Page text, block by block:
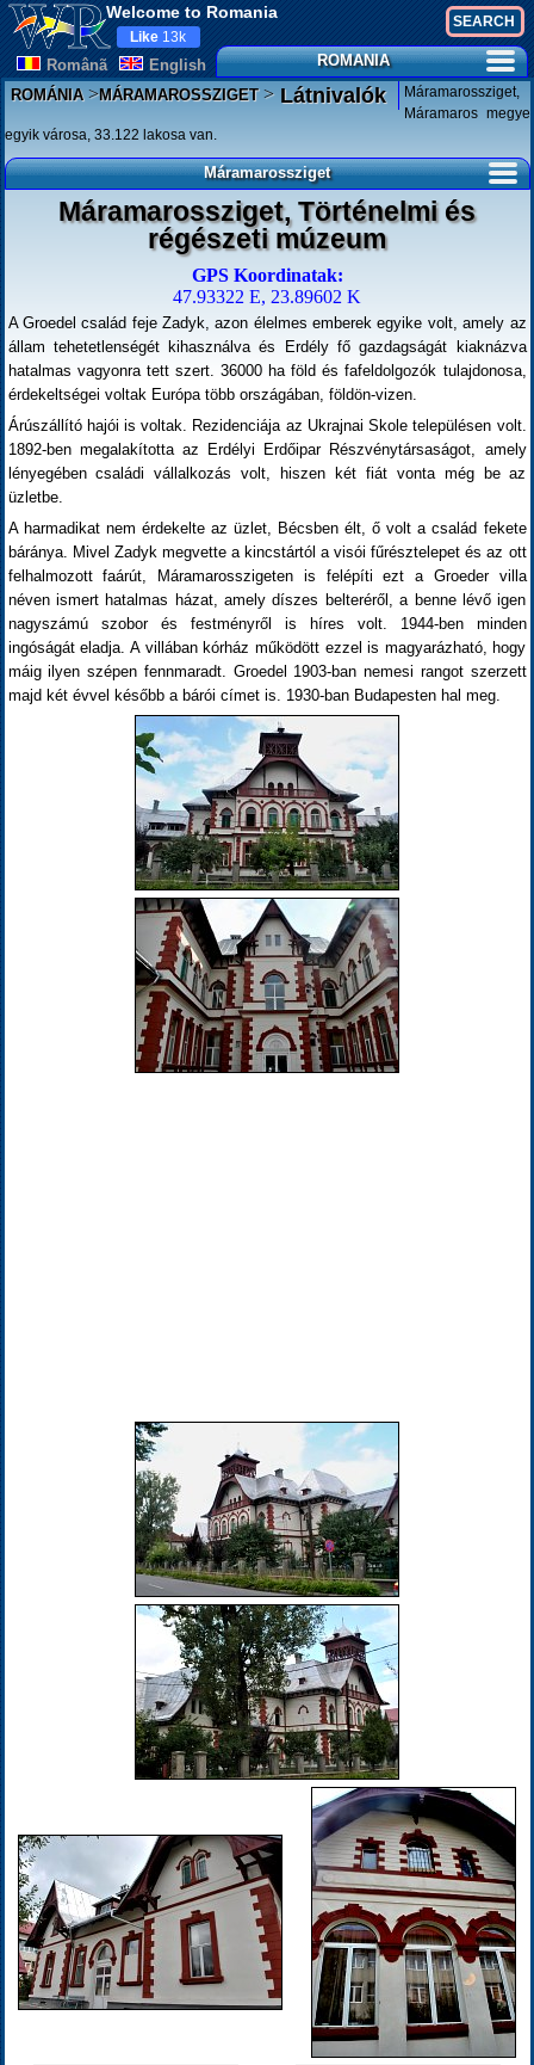
Welcome to Romania
Românã English
Like 13k
ROMANIA
ROMÁNIA>MÁRAMAROSSZIGET>Látnivalók
Máramarossziget,
Máramaros megye
egyik városa, 33.122 lakosa van.
Máramarossziget
Máramarossziget, Történelmi és
régészeti múzeum
GPS Koordinatak:
47.93322 E, 23.89602 K
A Groedel család feje Zadyk, azon élelmes emberek egyike volt, amely az
állam tehetetlenségét kihasználva és Erdély fő gazdagságát kiaknázva
hatalmas vagyonra tett szert. 36000 ha föld és fafeldolgozók tulajdonosa,
érdekeltségei voltak Európa több országában, földön-vizen.
Árúszállító hajói is voltak. Rezidenciája az Ukrajnai Skole településen volt.
1892-ben megalakította az Erdélyi Erdőipar Részvénytársaságot, amely
lényegében családi vállalkozás volt, hiszen két fiát vonta még be az
üzletbe.
A harmadikat nem érdekelte az üzlet, Bécsben élt, ő volt a család fekete
báránya. Mivel Zadyk megvette a kincstártól a visói fűrésztelepet és az ott
felhalmozott faárút, Máramarosszigeten is felépíti ezt a Groeder villa
néven ismert hatalmas házat, amely díszes belteréről, a benne lévő igen
nagyszámú szobor és festményről is híres volt. 1944-ben minden
ingóságát eladja. A villában kórház működött ezzel is magyarázható, hogy
máig ilyen szépen fennmaradt. Groedel 1903-ban nemesi rangot szerzett
majd két évvel később a bárói címet is. 1930-ban Budapesten hal meg.